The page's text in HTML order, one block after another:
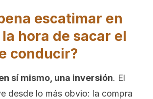
escatimar en
hora de sacar el
conducir?
sí mismo, una inversión. El
desde lo más obvio: la compra